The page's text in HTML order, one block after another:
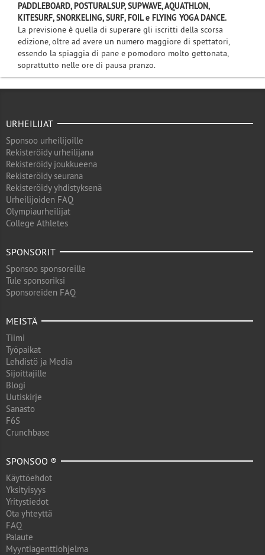
PADDLEBOARD, POSTURALSUP, SUPWAVE, AQUATHLON,
KITESURF, SNORKELING, SURF, FOIL e FLYING YOGA DANCE.
La previsione è quella di superare gli iscritti della scorsa
edizione, oltre ad avere un numero maggiore di spettatori,
essendo la spiaggia di pane e pomodoro molto gettonata,
soprattutto nelle ore di pausa pranzo.
URHEILIJAT
Sponsoo urheilijoille
Rekisteröidy urheilijana
Rekisteröidy joukkueena
Rekisteröidy seurana
Rekisteröidy yhdistyksenä
Urheilijoiden FAQ
Olympiaurheilijat
College Athletes
SPONSORIT
Sponsoo sponsoreille
Tule sponsoriksi
Sponsoreiden FAQ
MEISTÄ
Tiimi
Työpaikat
Lehdistö ja Media
Sijoittajille
Blogi
Uutiskirje
Sanasto
F6S
Crunchbase
SPONSOO ®
Käyttöehdot
Yksityisyys
Yritystiedot
Ota yhteyttä
FAQ
Palaute
Myyntiagenttiohjelma